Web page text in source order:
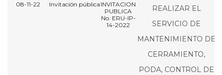
08-11-22 Invitación pública INVITACION
PUBLICA
No. ERU-IP-
14-2022
REALIZAR EL
SERVICIO DE
MANTENIMIENTO DE
CERRAMIENTO,
PODA, CONTROL DE